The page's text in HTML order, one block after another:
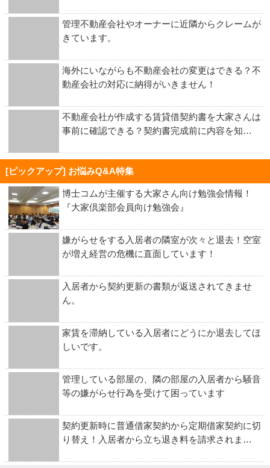
管理不動産会社やオーナーに近隣からクレームが
きています。
海外にいながらも不動産会社の変更はできる？不
動産会社の対応に納得がいきません！
不動産会社が作成する賃貸借契約書を大家さんは
事前に確認できる？契約書完成前に内容を知…
[ピックアップ] お悩みQ&A特集
博士コムが主催する大家さん向け勉強会情報！
『大家倶楽部会員向け勉強会』
嫌がらせをする入居者の隣室が次々と退去！空室
が増え経営の危機に直面しています！
入居者から契約更新の書類が返送されてきませ
ん。
家賃を滞納している入居者にどうにか退去してほ
しいです。
管理している部屋の、隣の部屋の入居者から騒音
等の嫌がらせ行為を受けて困っています
契約更新時に普通借家契約から定期借家契約に切
り替え！入居者から立ち退き料を請求されま…